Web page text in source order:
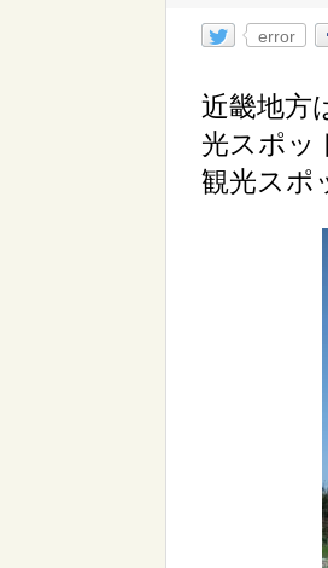
error
近畿地方
光スポッ
観光スポ